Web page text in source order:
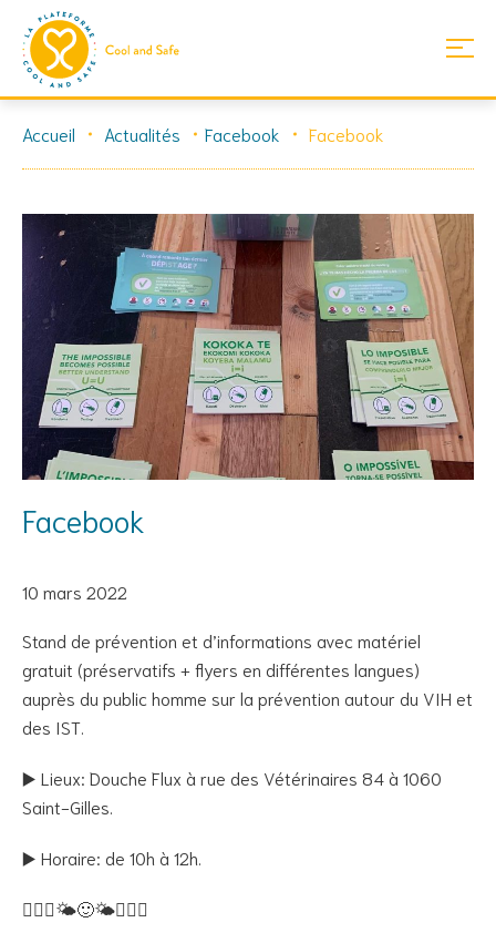
Accueil Actualités Facebook Facebook
Facebook
10 mars 2022
Stand de prévention et d’informations avec matériel
gratuit (préservatifs + flyers en différentes langues)
auprès du public homme sur la prévention autour du VIH et
des IST.
▶️ Lieux: Douche Flux à rue des Vétérinaires 84 à 1060
Saint-Gilles.
▶️ Horaire: de 10h à 12h.
🙋🏾‍♂️🌤🙂🌤🙋🏾‍♂️